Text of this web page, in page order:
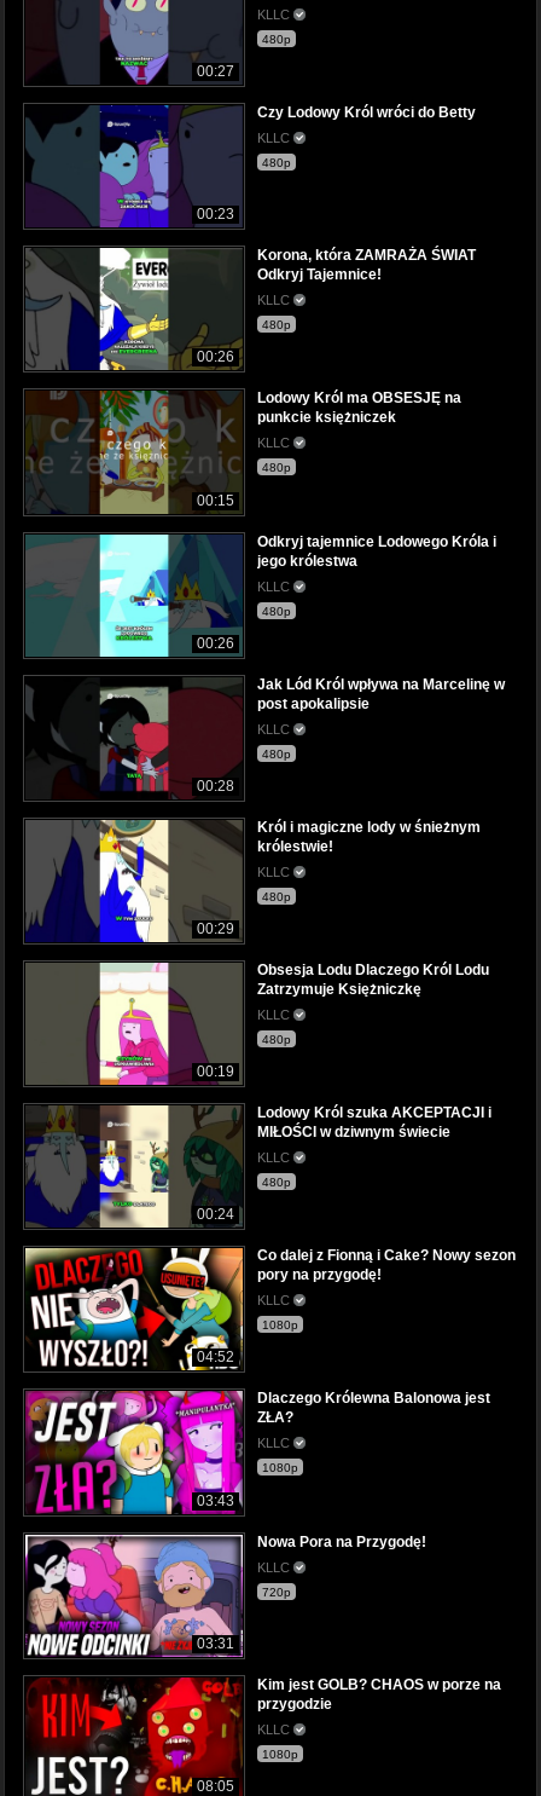
00:27
KLLC
480p
00:23
Czy Lodowy Król wróci do Betty
KLLC
480p
00:26
Korona, która ZAMRAŻA ŚWIAT
Odkryj Tajemnice!
KLLC
480p
00:15
Lodowy Król ma OBSESJĘ na
punkcie księżniczek
KLLC
480p
00:26
Odkryj tajemnice Lodowego Króla i
jego królestwa
KLLC
480p
00:28
Jak Lód Król wpływa na Marcelinę w
post apokalipsie
KLLC
480p
00:29
Król i magiczne lody w śnieżnym
królestwie!
KLLC
480p
00:19
Obsesja Lodu Dlaczego Król Lodu
Zatrzymuje Księżniczkę
KLLC
480p
00:24
Lodowy Król szuka AKCEPTACJI i
MIŁOŚCI w dziwnym świecie
KLLC
480p
04:52
Co dalej z Fionną i Cake? Nowy sezon
pory na przygodę!
KLLC
1080p
03:43
Dlaczego Królewna Balonowa jest
ZŁA?
KLLC
1080p
03:31
Nowa Pora na Przygodę!
KLLC
720p
08:05
Kim jest GOLB? CHAOS w porze na
przygodzie
KLLC
1080p